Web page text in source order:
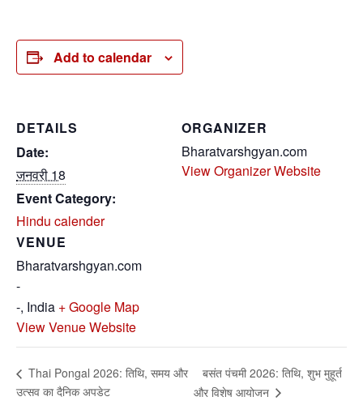
Add to calendar
DETAILS
Date:
जनवरी 18
Event Category:
Hindu calender
VENUE
Bharatvarshgyan.com
-
-, India + Google Map
View Venue Website
ORGANIZER
Bharatvarshgyan.com
View Organizer Website
Thai Pongal 2026: तिथि, समय और
उत्सव का दैनिक अपडेट
बसंत पंचमी 2026: तिथि, शुभ मुहूर्त
और विशेष आयोजन